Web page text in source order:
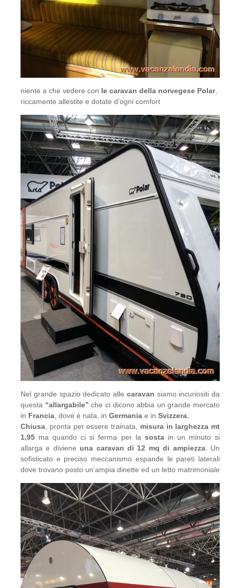
niente a che vedere con le caravan della norvegese Polar,
riccamente allestite e dotate d’ogni comfort
Nel grande spazio dedicato alle caravan siamo incuriositi da
questa “allargabile” che ci dicono abbia un grande mercato
in Francia, dove é nata, in Germania e in Svizzera.
Chiusa, pronta per essere trainata, misura in larghezza mt
1,95 ma quando ci si ferma per la sostain un minuto si
allarga e diviene una caravan di 12 mq di ampiezza. Un
sofisticato e preciso meccanismo espande le pareti laterali
dove trovano posto un’ampia dinette ed un letto matrimoniale